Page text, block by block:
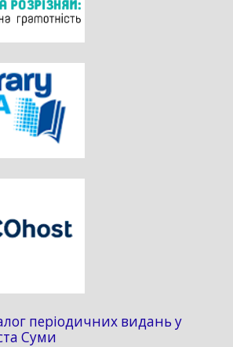
періодичних видань у
Суми